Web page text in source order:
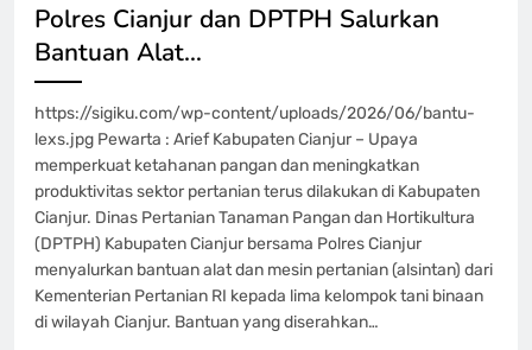
Polres Cianjur dan DPTPH Salurkan
Bantuan Alat…
https://sigiku.com/wp-content/uploads/2026/06/bantu-
lexs.jpg Pewarta : Arief Kabupaten Cianjur – Upaya
memperkuat ketahanan pangan dan meningkatkan
produktivitas sektor pertanian terus dilakukan di Kabupaten
Cianjur. Dinas Pertanian Tanaman Pangan dan Hortikultura
(DPTPH) Kabupaten Cianjur bersama Polres Cianjur
menyalurkan bantuan alat dan mesin pertanian (alsintan) dari
Kementerian Pertanian RI kepada lima kelompok tani binaan
di wilayah Cianjur. Bantuan yang diserahkan…